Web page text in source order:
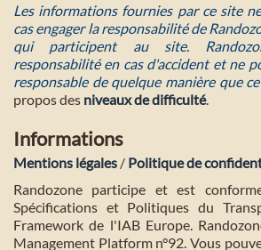
Les informations fournies par ce site
cas engager la responsabilité de
qui participent au site.
responsabilité en cas d'accident et ne
responsable de quelque manière que
propos des niveaux de difficulté.
Informations
Mentions légales / Politique de
Randozone participe et est
Spécifications et Politiques du
Framework de l'IAB Europe.
Management Platform n°92. Vous